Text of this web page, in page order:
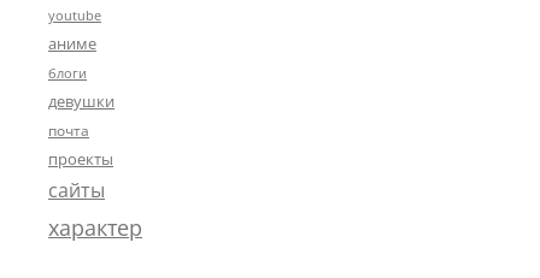
youtube
аниме
блоги
девушки
почта
проекты
сайты
характер